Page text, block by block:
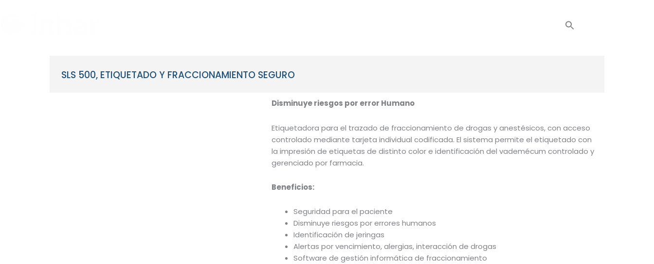
SLS 500, ETIQUETADO Y FRACCIONAMIENTO SEGURO
Disminuye riesgos por error Humano
Etiquetadora para el trazado de fraccionamiento de drogas y anestésicos, con acceso
controlado mediante tarjeta individual codificada. El sistema permite el etiquetado con
la impresión de etiquetas de distinto color e identificación del vademécum controlado y
gerenciado por farmacia.
Beneficios:
Seguridad para el paciente
Disminuye riesgos por errores humanos
Identificación de jeringas
Alertas por vencimiento, alergias, interacción de drogas
Software de gestión informática de fraccionamiento